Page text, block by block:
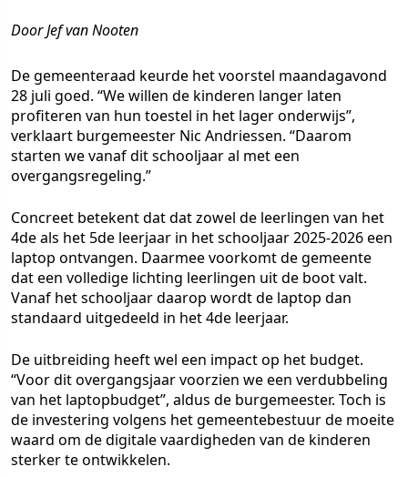
Door Jef van Nooten
De gemeenteraad keurde het voorstel maandagavond
28 juli goed. “We willen de kinderen langer laten
profiteren van hun toestel in het lager onderwijs”,
verklaart burgemeester Nic Andriessen. “Daarom
starten we vanaf dit schooljaar al met een
overgangsregeling.”
Concreet betekent dat dat zowel de leerlingen van het
4de als het 5de leerjaar in het schooljaar 2025-2026 een
laptop ontvangen. Daarmee voorkomt de gemeente
dat een volledige lichting leerlingen uit de boot valt.
Vanaf het schooljaar daarop wordt de laptop dan
standaard uitgedeeld in het 4de leerjaar.
De uitbreiding heeft wel een impact op het budget.
“Voor dit overgangsjaar voorzien we een verdubbeling
van het laptopbudget”, aldus de burgemeester. Toch is
de investering volgens het gemeentebestuur de moeite
waard om de digitale vaardigheden van de kinderen
sterker te ontwikkelen.